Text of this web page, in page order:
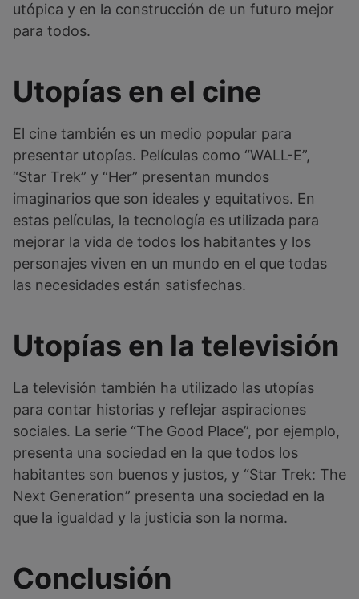
utópica y en la construcción de un futuro mejor
para todos.
Utopías en el cine
El cine también es un medio popular para
presentar utopías. Películas como “WALL-E”,
“Star Trek” y “Her” presentan mundos
imaginarios que son ideales y equitativos. En
estas películas, la tecnología es utilizada para
mejorar la vida de todos los habitantes y los
personajes viven en un mundo en el que todas
las necesidades están satisfechas.
Utopías en la televisión
La televisión también ha utilizado las utopías
para contar historias y reflejar aspiraciones
sociales. La serie “The Good Place”, por ejemplo,
presenta una sociedad en la que todos los
habitantes son buenos y justos, y “Star Trek: The
Next Generation” presenta una sociedad en la
que la igualdad y la justicia son la norma.
Conclusión